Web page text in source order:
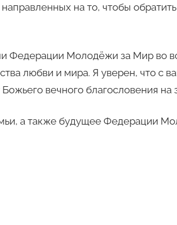
на то, чтобы
Федерации Молодёжи за Мир во
любви и мира. Я уверен, что с
вечного благословения на
а также будущее Федерации